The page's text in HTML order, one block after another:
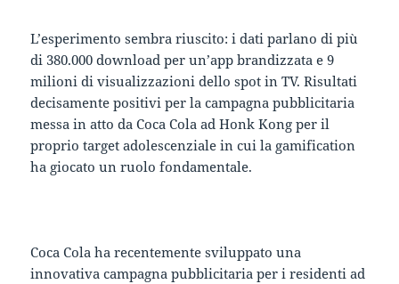
L’esperimento sembra riuscito: i dati parlano di più
di 380.000 download per un’app brandizzata e 9
milioni di visualizzazioni dello spot in TV. Risultati
decisamente positivi per la campagna pubblicitaria
messa in atto da Coca Cola ad Honk Kong per il
proprio target adolescenziale in cui la gamification
ha giocato un ruolo fondamentale.
Coca Cola ha recentemente sviluppato una
innovativa campagna pubblicitaria per i residenti ad